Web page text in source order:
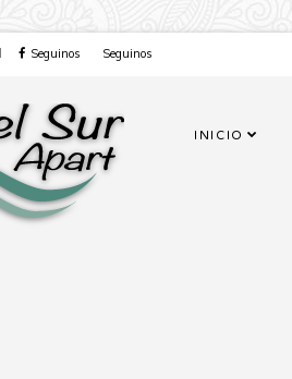
Seguinos Seguinos
INICIO